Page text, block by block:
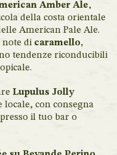
Amber Ale,
della costa orientale
American Pale Ale.
di caramello,
tendenze riconducibili
Lupulus Jolly
locale, con consegna
il tuo bar o